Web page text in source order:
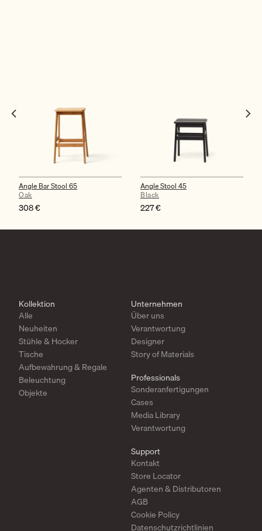
Angle Bar Stool 65
Oak
308€
Angle Stool 45
Black
227€
Kollektion
Alle
Neuheiten
Stühle & Hocker
Tische
Aufbewahrung & Regale
Beleuchtung
Objekte
Unternehmen
Über uns
Verantwortung
Designer
Story of Materials
Professionals
Sonderanfertigungen
Cases
Media Library
Verantwortung
Support
Kontakt
Store Locator
Agenten & Distributoren
AGB
Cookie Policy
Datenschutzrichtlinien